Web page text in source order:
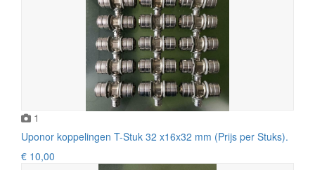
1
Uponor koppelingen T-Stuk 32 x16x32 mm (Prijs per Stuks).
€ 10,00